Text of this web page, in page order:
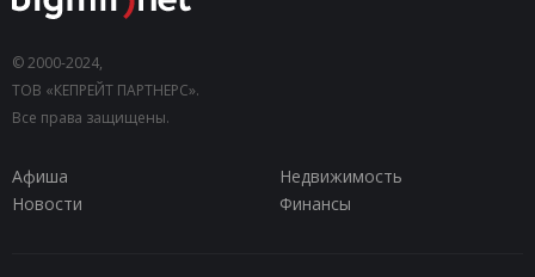
© 2000-2024,
ТОВ «КЕПРЕЙТ ПАРТНЕРС».
Все права защищены.
Афиша
Недвижимость
Новости
Финансы